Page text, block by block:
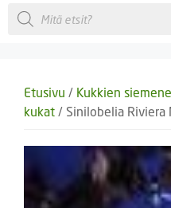
Products
search
Etusivu / Kukkien
kukat / Sinilobelia